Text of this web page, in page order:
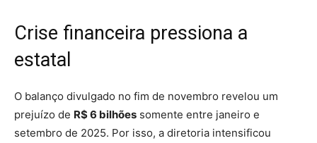
Crise financeira pressiona a
estatal
O balanço divulgado no fim de novembro revelou um
prejuízo de R$ 6 bilhões somente entre janeiro e
setembro de 2025. Por isso, a diretoria intensificou